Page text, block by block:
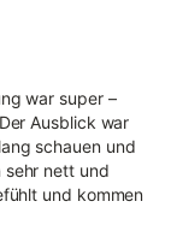
war super –
Ausblick war
schauen und
sehr nett und
und kommen